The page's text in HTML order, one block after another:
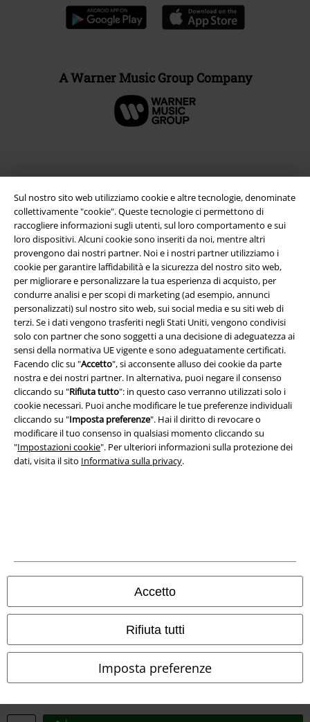
Sul nostro sito web utilizziamo cookie e altre tecnologie, denominate
collettivamente "cookie". Queste tecnologie ci permettono di
raccogliere informazioni sugli utenti, sul loro comportamento e sui
loro dispositivi. Alcuni cookie sono inseriti da noi, mentre altri
provengono dai nostri partner. Noi e i nostri partner utilizziamo i
cookie per garantire laffidabilità e la sicurezza del nostro sito web,
per migliorare e personalizzare la tua esperienza di acquisto, per
condurre analisi e per scopi di marketing (ad esempio, annunci
personalizzati) sul nostro sito web, sui social media e su siti web di
terzi. Se i dati vengono trasferiti negli Stati Uniti, vengono condivisi
solo con partner che sono soggetti a una decisione di adeguatezza ai
sensi della normativa UE vigente e sono adeguatamente certificati.
Facendo clic su "Accetto", si acconsente alluso dei cookie da parte
nostra e dei nostri partner. In alternativa, puoi negare il consenso
cliccando su "Rifiuta tutto": in questo caso verranno utilizzati solo i
cookie necessari. Puoi anche modificare le tue preferenze individuali
cliccando su "Imposta preferenze". Hai il diritto di revocare o
modificare il tuo consenso in qualsiasi momento cliccando su
"Impostazioni cookie". Per ulteriori informazioni sulla protezione dei
dati, visita il sito Informativa sulla privacy.
Accetto
Rifiuta tutti
Imposta preferenze
A Warner Music Group Company
Info legali
Termini & Condizioni
Redazione
Legge sulla Privacy
Smaltimento rifiuti e protezione dell’ambiente
Dichiarazione di Conformità
Informazioni sull'accessibilità
Gli altri shop EMP nel mondo
EMP International